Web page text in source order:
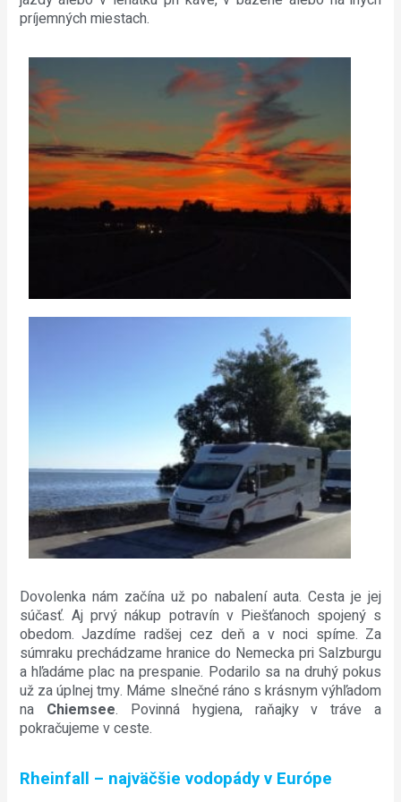
príjemných miestach.
Dovolenka nám začína už po nabalení auta. Cesta je jej
súčasť. Aj prvý nákup potravín v Piešťanoch spojený s
obedom. Jazdíme radšej cez deň a v noci spíme. Za
súmraku prechádzame hranice do Nemecka pri Salzburgu
a hľadáme plac na prespanie. Podarilo sa na druhý pokus
už za úplnej tmy. Máme slnečné ráno s krásnym výhľadom
na Chiemsee. Povinná hygiena, raňajky v tráve a
pokračujeme v ceste.
Rheinfall – najväčšie vodopády v Európe